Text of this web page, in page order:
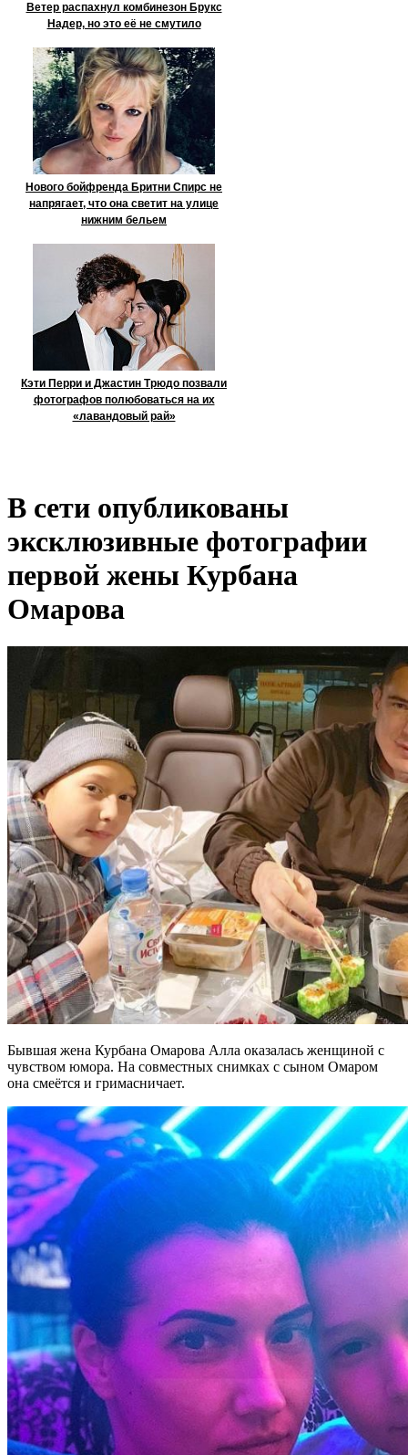
Ветер распахнул комбинезон Брукс
Надер, но это её не смутило
Нового бойфренда Бритни Спирс не
напрягает, что она светит на улице
нижним бельем
Кэти Перри и Джастин Трюдо позвали
фотографов полюбоваться на их
«лавандовый рай»
В сети опубликованы
эксклюзивные фотографии
первой жены Курбана
Омарова
Бывшая жена Курбана Омарова Алла оказалась женщиной с
чувством юмора. На совместных снимках с сыном Омаром
она смеётся и гримасничает.